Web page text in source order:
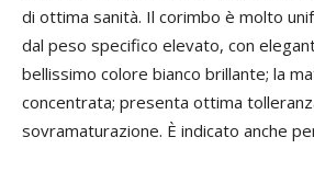
di ottima sanità. Il corimbo è molto
dal peso specifico elevato, con
bellissimo colore bianco brillante; la
concentrata; presenta ottima
sovramaturazione. È indicato anche